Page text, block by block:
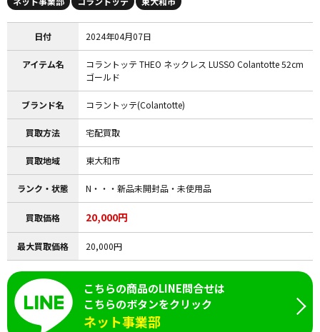
日付 2024年04月07日
アイテム名
コラントッテ THEO ネックレス LUSSO Colantotte 52cm
ゴールド
ブランド名 コラントッテ(Colantotte)
買取方法 宅配買取
買取地域 東大和市
ランク・状態 N・・・新品未開封品・未使用品
買取価格 20,000円
最大買取価格 20,000円
こちらの商品のLINE問合せは
こちらのボタンをクリック
ネット事業部